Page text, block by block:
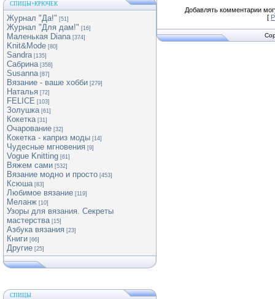
СПИЦЫ+КРЮЧЕК
Журнал "Да!" [51]
Журнал "Для дам!" [16]
Маленькая Diana [374]
Knit&Mode [80]
Sandra [135]
Сабрина [358]
Susanna [87]
Вязание - ваше хобби [279]
Наталья [72]
FELICE [103]
Золушка [61]
Кокетка [31]
Очарование [32]
Кокетка - каприз моды [14]
Чудесные мгновения [9]
Vogue Knitting [61]
Вяжем сами [532]
Вязание модно и просто [453]
Ксюша [83]
Любимое вязание [119]
Меланж [10]
Узоры для вязания. Секреты
мастерства [15]
Азбука вязания [23]
Книги [66]
Другие [25]
СПИЦЫ
Добавлять комментарии
[